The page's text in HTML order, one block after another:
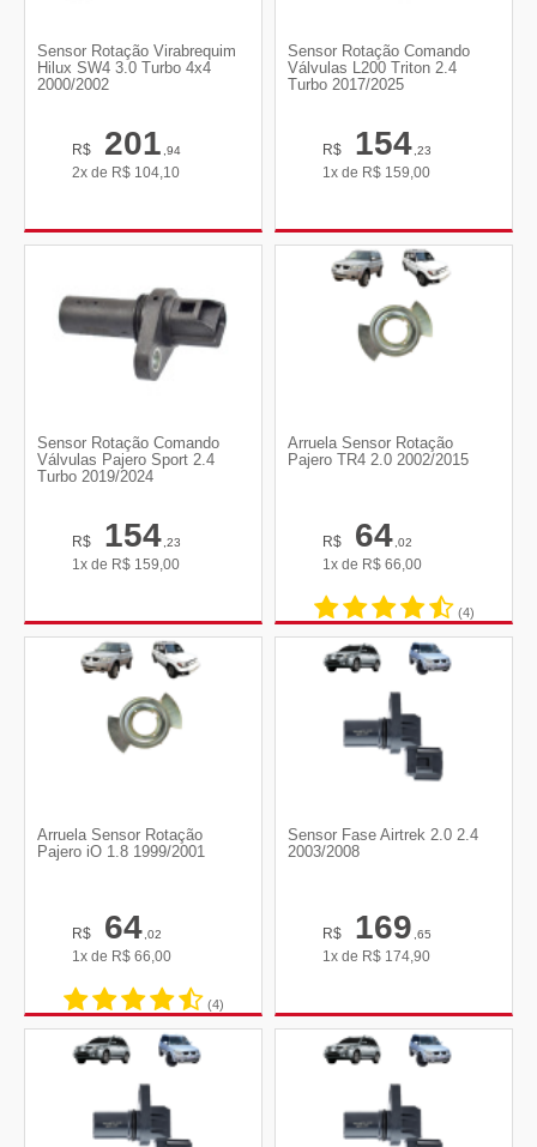
Sensor Rotação Virabrequim
Hilux SW4 3.0 Turbo 4x4
2000/2002
R$ 201,94
2x de R$ 104,10
Sensor Rotação Comando
Válvulas L200 Triton 2.4
Turbo 2017/2025
R$ 154,23
1x de R$ 159,00
Sensor Rotação Comando
Válvulas Pajero Sport 2.4
Turbo 2019/2024
R$ 154,23
1x de R$ 159,00
Arruela Sensor Rotação
Pajero TR4 2.0 2002/2015
R$ 64,02
1x de R$ 66,00
(4)
Arruela Sensor Rotação
Pajero iO 1.8 1999/2001
R$ 64,02
1x de R$ 66,00
(4)
Sensor Fase Airtrek 2.0 2.4
2003/2008
R$ 169,65
1x de R$ 174,90